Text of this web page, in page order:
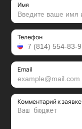
Имя
Телефон
Email
Комментарий к заявке